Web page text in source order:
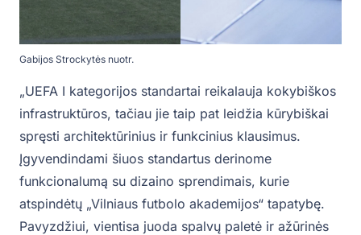
Gabijos Strockytės nuotr.
„UEFA I kategorijos standartai reikalauja kokybiškos
infrastruktūros, tačiau jie taip pat leidžia kūrybiškai
spręsti architektūrinius ir funkcinius klausimus.
Įgyvendindami šiuos standartus derinome
funkcionalumą su dizaino sprendimais, kurie
atspindėtų „Vilniaus futbolo akademijos“ tapatybę.
Pavyzdžiui, vientisa juoda spalvų paletė ir ažūrinės